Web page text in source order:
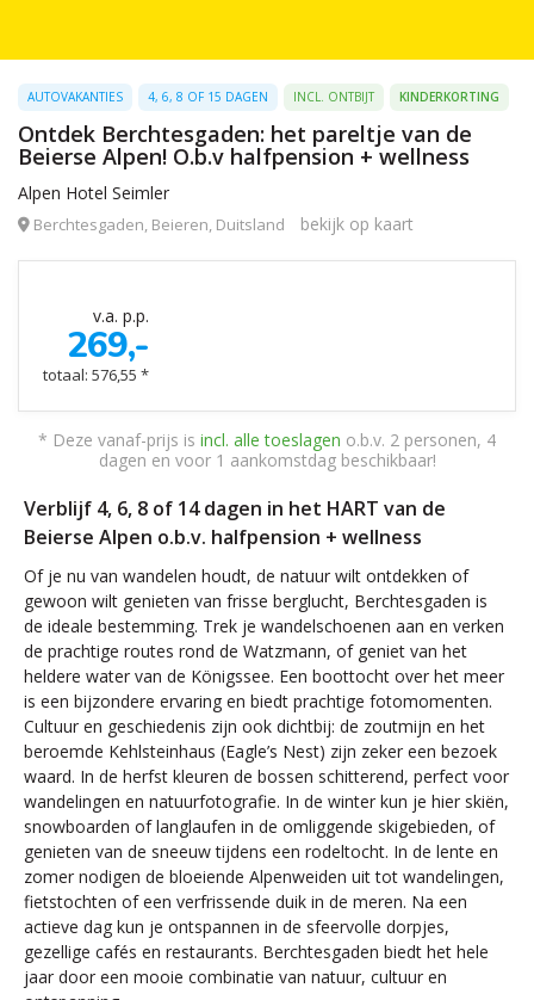
AUTOVAKANTIES 4, 6, 8 OF 15 DAGEN INCL. ONTBIJT KINDERKORTING
Ontdek Berchtesgaden: het pareltje van de
Beierse Alpen! O.b.v halfpension + wellness
Alpen Hotel Seimler
Berchtesgaden, Beieren, Duitsland bekijk op kaart
v.a. p.p.
269,-
totaal: 576,55 *
* Deze vanaf-prijs is incl. alle toeslagen o.b.v. 2 personen, 4
dagen en voor 1 aankomstdag beschikbaar!
Verblijf 4, 6, 8 of 14 dagen in het HART van de
Beierse Alpen o.b.v. halfpension + wellness
Of je nu van wandelen houdt, de natuur wilt ontdekken of
gewoon wilt genieten van frisse berglucht, Berchtesgaden is
de ideale bestemming. Trek je wandelschoenen aan en verken
de prachtige routes rond de Watzmann, of geniet van het
heldere water van de Königssee. Een boottocht over het meer
is een bijzondere ervaring en biedt prachtige fotomomenten.
Cultuur en geschiedenis zijn ook dichtbij: de zoutmijn en het
beroemde Kehlsteinhaus (Eagle’s Nest) zijn zeker een bezoek
waard. In de herfst kleuren de bossen schitterend, perfect voor
wandelingen en natuurfotografie. In de winter kun je hier skiën,
snowboarden of langlaufen in de omliggende skigebieden, of
genieten van de sneeuw tijdens een rodeltocht. In de lente en
zomer nodigen de bloeiende Alpenweiden uit tot wandelingen,
fietstochten of een verfrissende duik in de meren. Na een
actieve dag kun je ontspannen in de sfeervolle dorpjes,
gezellige cafés en restaurants. Berchtesgaden biedt het hele
jaar door een mooie combinatie van natuur, cultuur en